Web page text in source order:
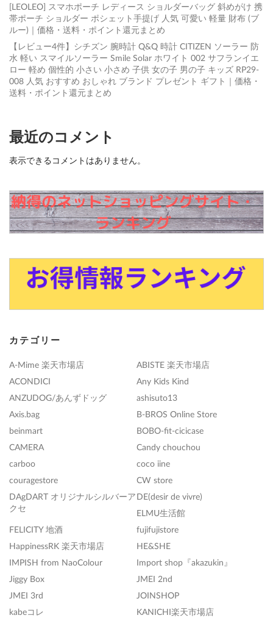
[LEOLEO] スマホポーチ レディース ショルダーバッグ 斜めがけ 携
帯ポーチ ショルダー ポシェット手提げ 人気 可愛い 軽量 財布 (ブ
ルー)｜価格・送料・ポイント還元まとめ
【レビュー4件】シチズン 腕時計 Q&Q 時計 CITIZEN ソーラー 防
水 軽い スマイルソーラー Smile Solar ホワイト 002 サフランイエ
ロー 軽め 個性的 小さい 小さめ 子供 女の子 男の子 キッズ RP29-
008 人気 おすすめ おしゃれ ブランド プレゼント ギフト｜価格・
送料・ポイント還元まとめ
最近のコメント
表示できるコメントはありません。
カテゴリー
A-Mime 楽天市場店
ABISTE 楽天市場店
ACONDICI
Any Kids Kind
ANZUDOG/あんずドッグ
ashisuto13
Axis.bag
B-BROS Online Store
beinmart
BOBO-fit-cicicase
CAMERA
Candy chouchou
carboo
coco iine
couragestore
CW store
DAgDART オリジナルシルバーア
クセ
DE(desir de vivre)
ELMU生活館
FELICITY 地酒
fujifujistore
HappinessRK 楽天市場店
HE&SHE
IMPISH from NaoColour
Import shop『akazukin』
Jiggy Box
JMEI 2nd
JMEI 3rd
JOINSHOP
kabeコレ
KANICHI楽天市場店